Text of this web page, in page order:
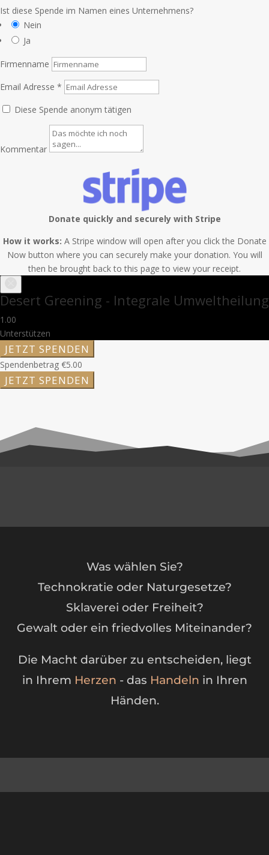
Ist diese Spende im Namen eines Unternehmens?
Nein
Ja
Firmenname
Email Adresse *
Diese Spende anonym tätigen
Kommentar
Donate quickly and securely with Stripe
How it works: A Stripe window will open after you click the Donate
Now button where you can securely make your donation. You will
then be brought back to this page to view your receipt.
Desert Greening - Integrale Umweltheilung
1.00
Unterstützen
Spendenbetrag €5.00
Was wählen Sie?
Technokratie oder Naturgesetze?
Sklaverei oder Freiheit?
Gewalt oder ein friedvolles Miteinander?
Die Macht darüber zu entscheiden, liegt
in Ihrem Herzen - das Handeln in Ihren
Händen.